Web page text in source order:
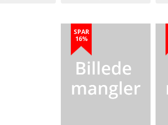
SPAR
16%